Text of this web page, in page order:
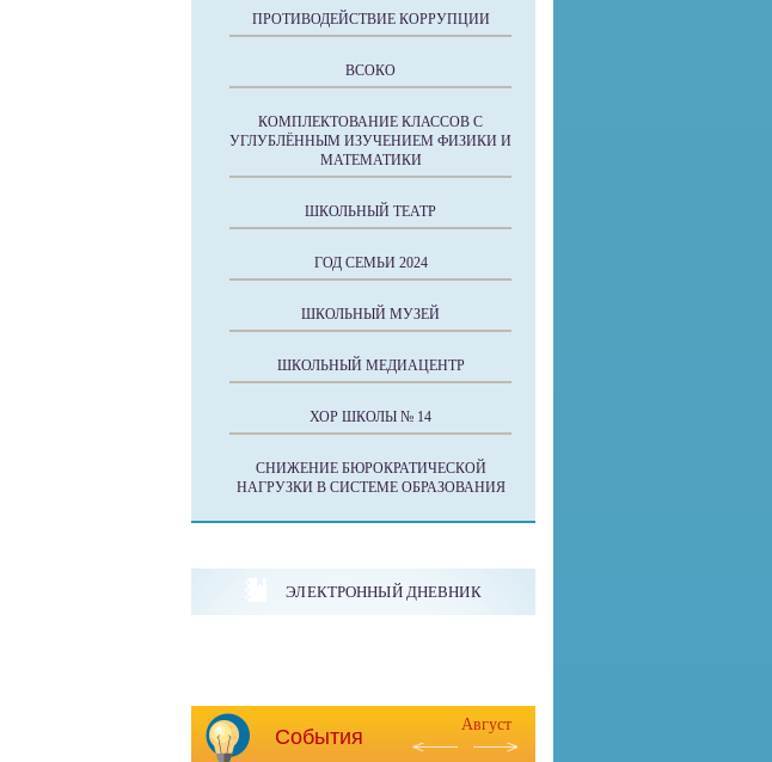
ПРОТИВОДЕЙСТВИЕ КОРРУПЦИИ
ВСОКО
КОМПЛЕКТОВАНИЕ КЛАССОВ С
УГЛУБЛЁННЫМ ИЗУЧЕНИЕМ ФИЗИКИ И
МАТЕМАТИКИ
ШКОЛЬНЫЙ ТЕАТР
ГОД СЕМЬИ 2024
ШКОЛЬНЫЙ МУЗЕЙ
ШКОЛЬНЫЙ МЕДИАЦЕНТР
ХОР ШКОЛЫ № 14
СНИЖЕНИЕ БЮРОКРАТИЧЕСКОЙ
НАГРУЗКИ В СИСТЕМЕ ОБРАЗОВАНИЯ
ЭЛЕКТРОННЫЙ ДНЕВНИК
События
Август